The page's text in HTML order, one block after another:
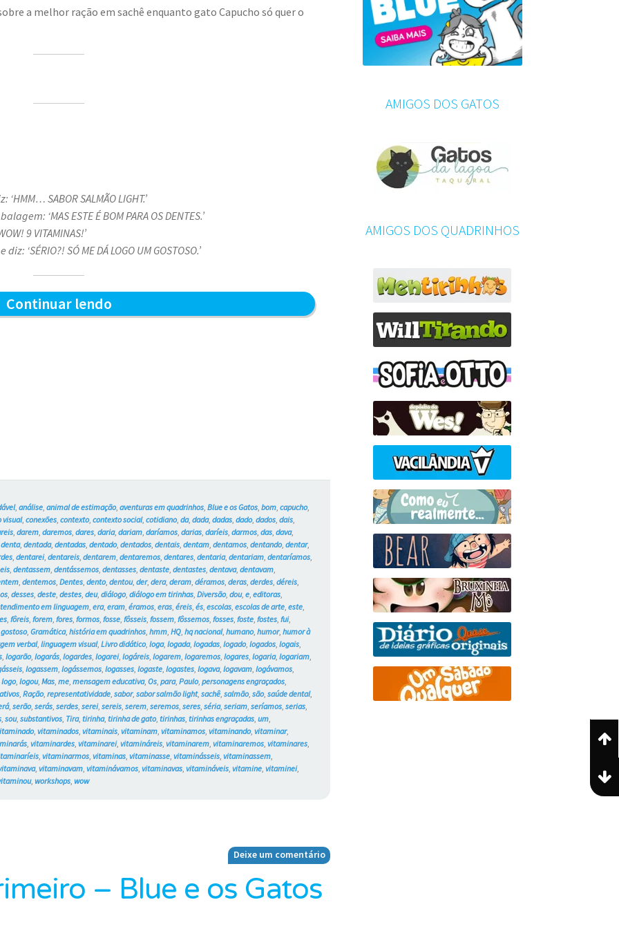
a melhor ração em sachê enquanto gato Capucho só quer o
SABOR SALMÃO LIGHT.’
‘MAS ESTE É BOM PARA OS DENTES.’
9 VITAMINAS!’
‘SÉRIO?! SÓ ME DÁ LOGO UM GOSTOSO.’
Continuar lendoSabor
,análise,animal de estimação,aventuras em quadrinhos,Blue e os Gatos,bom,capucho,
visual,conexões,contexto,contexto social,cotidiano,da,dada,dadas,dado,dados,dais,
,darem,daremos,dares,daria,dariam,daríamos,darias,daríeis,darmos,das,dava,
denta,dentada,dentadas,dentado,dentados,dentais,dentam,dentamos,dentando,dentar,
,dentarei,dentareis,dentarem,dentaremos,dentares,dentaria,dentariam,dentaríamos,
,dentassem,dentássemos,dentasses,dentaste,dentastes,dentava,dentavam,
,dentemos,Dentes,dento,dentou,der,dera,deram,déramos,deras,derdes,déreis,
,desses,deste,destes,deu,diálogo,diálogo em tirinhas,Diversão,dou,e,editoras,
em linguagem,era,eram,éramos,eras,éreis,és,escolas,escolas de arte,este,
,fôreis,forem,fores,formos,fosse,fôsseis,fossem,fôssemos,fosses,foste,fostes,fui,
gostoso,Gramática,história em quadrinhos,hmm,HQ,hq nacional,humano,humor,humor à
verbal,linguagem visual,Livro didático,loga,logada,logadas,logado,logados,logais,
,logarão,logarás,logardes,logarei,logáreis,logarem,logaremos,logares,logaria,logariam,
,logassem,logássemos,logasses,logaste,logastes,logava,logavam,logávamos,
logo,logou,Mas,me,mensagem educativa,Os,para,Paulo,personagens engraçados,
,Ração,representatividade,sabor,sabor salmão light,sachê,salmão,são,saúde dental,
,serão,serás,serdes,serei,sereis,serem,seremos,seres,séria,seriam,seríamos,serias,
,sou,substantivos, Tira,tirinha,tirinha de gato,tirinhas,tirinhas engraçadas,um,
,vitaminados,vitaminais,vitaminam,vitaminamos,vitaminando,vitaminar,
,vitaminardes,vitaminarei,vitamináreis,vitaminarem,vitaminaremos,vitaminares,
,vitaminarmos,vitaminas,vitaminasse,vitaminásseis,vitaminassem,
,vitaminavam,vitaminávamos,vitaminavas,vitamináveis,vitamine,vitaminei,
, workshops, wow
Deixe um comentário
– Blue e os Gatos
AMIGOS DOS GATOS
AMIGOS DOS QUADRINHOS